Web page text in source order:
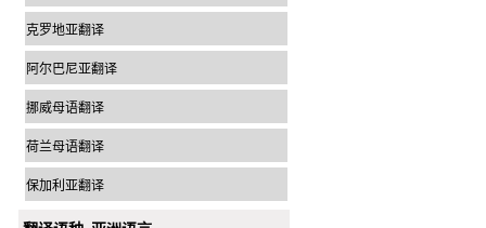
克罗地亚翻译
阿尔巴尼亚翻译
挪威母语翻译
荷兰母语翻译
保加利亚翻译